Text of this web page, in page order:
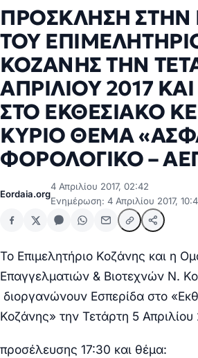
ΠΡΟΣΚΛΗΣΗ ΣΤΗΝ
ΤΟΥ
ΚΟΖΑΝΗΣ ΤΗΝ
ΑΠΡΙΛΙΟΥ 2017
ΣΤΟ ΕΚΘΕΣΙΑΚΟ
ΚΥΡΙΟ ΘΕΜΑ
ΦΟΡΟΛΟΓΙΚΟ –
Eordaia.org
4 Απριλίου 2017, 02:42
Ενημέρωση: 4 Απριλίου 2017,
Το Επιμελητήριο Κοζάνης και η
Επαγγελματιών & Βιοτεχνών Ν.
διοργανώνουν Εσπερίδα στο
Κοζάνης» την Τετάρτη 5
προσέλευσης 17:30 και θέμα: